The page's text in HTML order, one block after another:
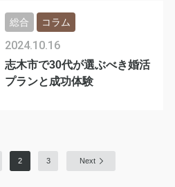
志木市で30代が選ぶべき婚活
プランと成功体験
2024.10.16
総合 コラム
2 3 Next